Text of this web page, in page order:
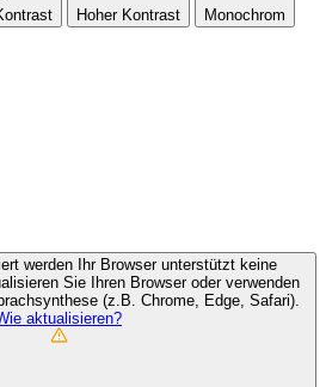
Hoher Kontrast Monochrom
werden
Ihr Browser unterstützt keine
Sie Ihren Browser oder verwenden
(z.B. Chrome, Edge, Safari).
aktualisieren?